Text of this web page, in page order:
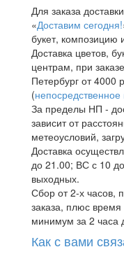
Для заказа
«Доставим сегодня!
букет, композицию
Доставка цветов,
центрам, при
Петербург от 4000
(
За пределы НП -
зависит от
метеоусловий,
Доставка
до 21.00; ВС с 10
выходных.
Сбор от 2-х часов,
заказа, плюс
минимум за 2 часа
Как с вами